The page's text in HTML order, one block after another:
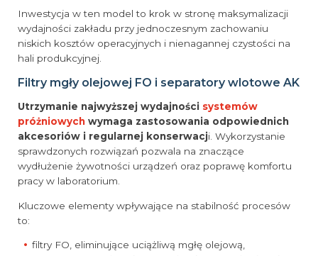
Inwestycja w ten model to krok w stronę maksymalizacji
wydajności zakładu przy jednoczesnym zachowaniu
niskich kosztów operacyjnych i nienagannej czystości na
hali produkcyjnej.
Filtry mgły olejowej FO i separatory wlotowe AK
Utrzymanie najwyższej wydajności systemów
próżniowych wymaga zastosowania odpowiednich
akcesoriów i regularnej konserwacji. Wykorzystanie
sprawdzonych rozwiązań pozwala na znaczące
wydłużenie żywotności urządzeń oraz poprawę komfortu
pracy w laboratorium.
Kluczowe elementy wpływające na stabilność procesów
to:
filtry FO, eliminujące uciążliwą mgłę olejową,